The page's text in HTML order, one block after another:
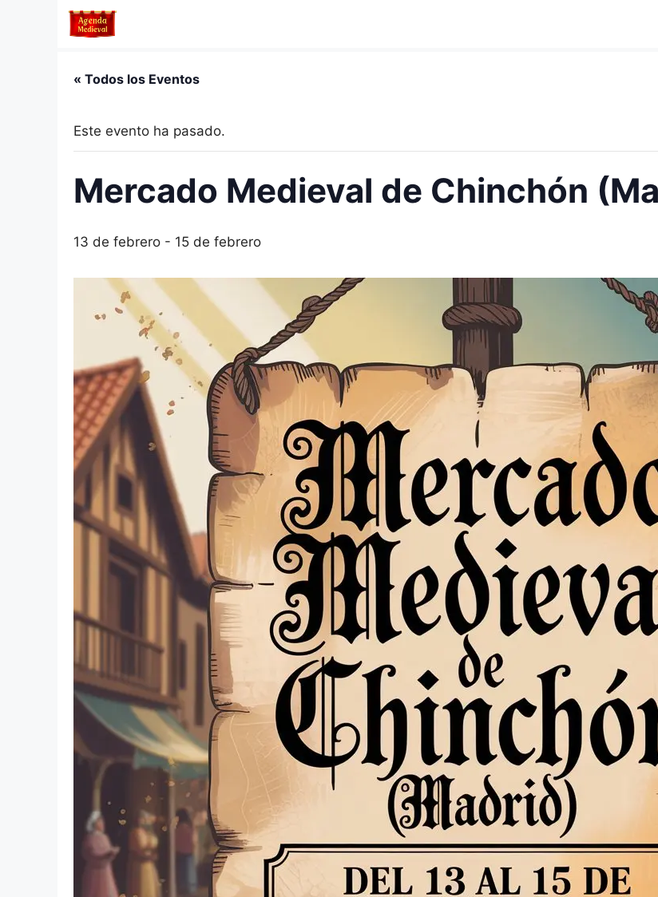
« Todos los Eventos
Este evento ha pasado.
Mercado Medieval de Chinchón
13 de febrero - 15 de febrero